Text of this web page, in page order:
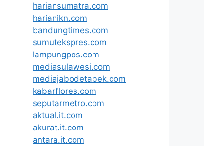
hariansumatra.com
harianikn.com
bandungtimes.com
sumutekspres.com
lampungpos.com
mediasulawesi.com
mediajabodetabek.com
kabarflores.com
seputarmetro.com
aktual.it.com
akurat.it.com
antara.it.com